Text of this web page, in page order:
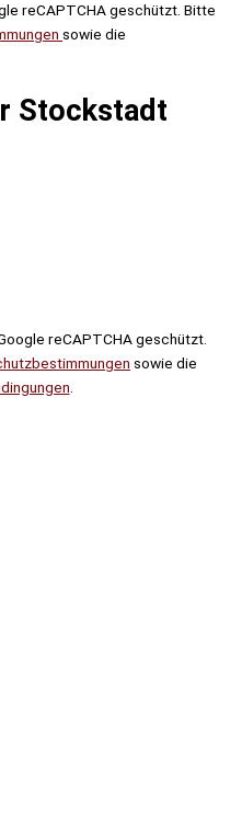
reCAPTCHA geschützt. Bitte
sowie die
Stockstadt
reCAPTCHA geschützt.
sowie die